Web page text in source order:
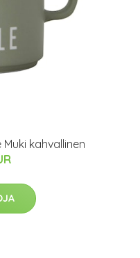
Muki kahvallinen